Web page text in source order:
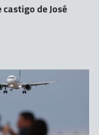
de José